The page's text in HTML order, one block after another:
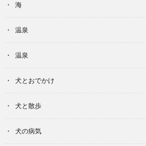
海
温泉
温泉
犬とおでかけ
犬と散歩
犬の病気